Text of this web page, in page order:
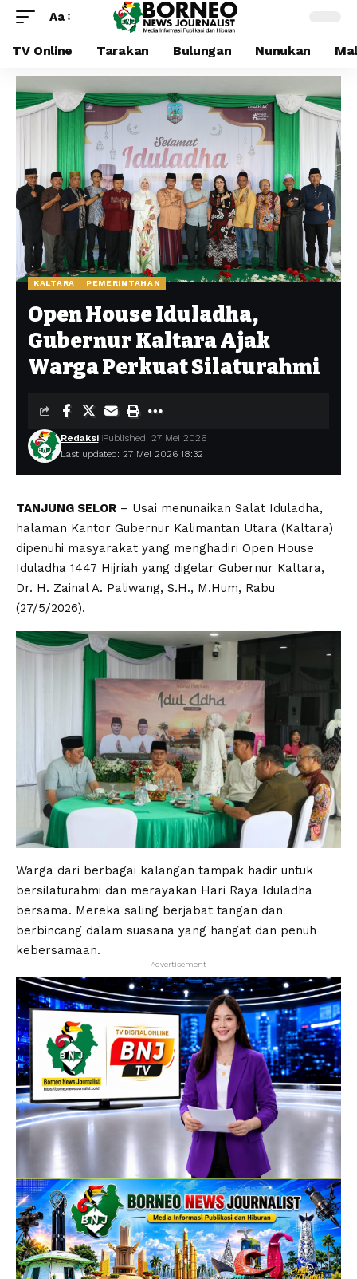
Aa
TV Online Tarakan Bulungan Nunukan
KALTARA PEMERINTAHAN
Open House Iduladha,
Gubernur Kaltara Ajak
Warga Perkuat Silaturahmi
Last updated: 27 Mei 2026 18:32
Redaksi Published: 27 Mei 2026
TANJUNG SELOR – Usai menunaikan Salat Iduladha,
halaman Kantor Gubernur Kalimantan Utara (Kaltara)
dipenuhi masyarakat yang menghadiri Open House
Iduladha 1447 Hijriah yang digelar Gubernur Kaltara,
Dr. H. Zainal A. Paliwang, S.H., M.Hum, Rabu
(27/5/2026).
Warga dari berbagai kalangan tampak hadir untuk
bersilaturahmi dan merayakan Hari Raya Iduladha
bersama. Mereka saling berjabat tangan dan
berbincang dalam suasana yang hangat dan penuh
kebersamaan.
- Advertisement -